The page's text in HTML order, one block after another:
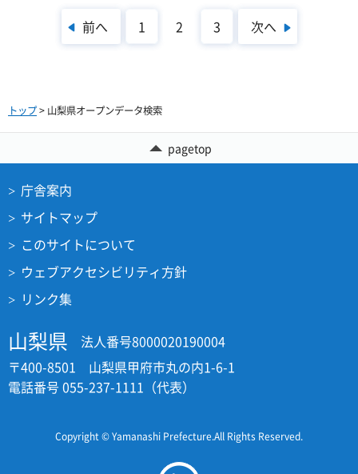
前へ 1 2 3 次へ
トップ> 山梨県オープンデータ検索
pagetop
庁舎案内
サイトマップ
このサイトについて
ウェブアクセシビリティ方針
リンク集
山梨県
法人番号8000020190004
〒400-8501 山梨県甲府市丸の内1-6-1
電話番号 055-237-1111（代表）
Copyright © Yamanashi Prefecture.All Rights Reserved.